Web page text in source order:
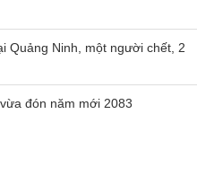
Quảng Ninh, một người chết, 2
đón năm mới 2083